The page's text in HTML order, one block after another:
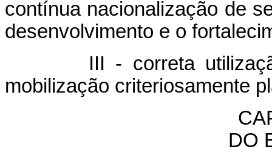
contínua nacionalização de
desenvolvimento e o
III - correta
mobilização criteriosamente
DO